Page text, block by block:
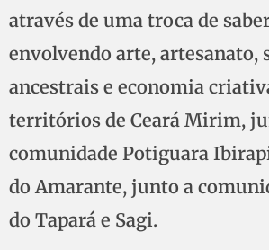
através de uma troca de
envolvendo arte, artesanato,
ancestrais e economia
territórios de Ceará Mirim,
comunidade Potiguara
do Amarante, junto a
do Tapará e Sagi.